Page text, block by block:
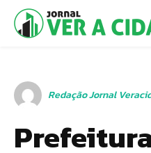
Redação Jornal